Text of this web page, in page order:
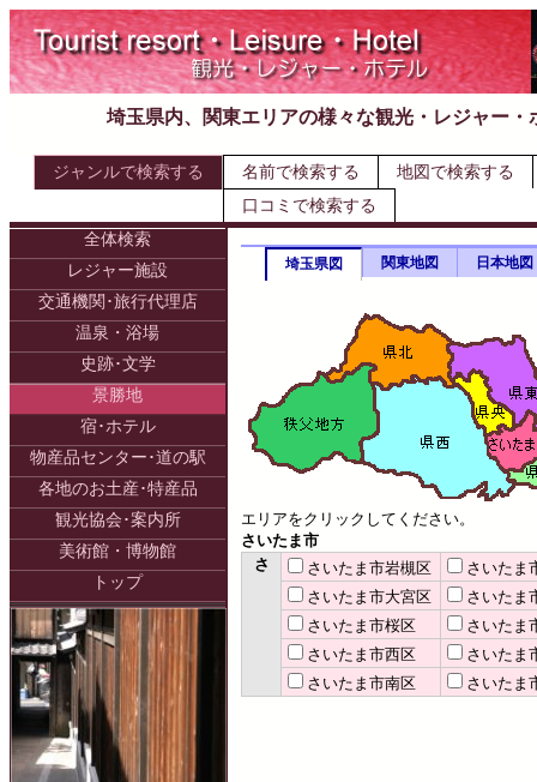
埼玉県内、関東エリアの様々な観光・レジャー
ジャンルで検索する 名前で検索する
地図で検索する
口コミで検索する
全体検索
レジャー施設
交通機関･旅行代理店
温泉・浴場
史跡･文学
景勝地
宿･ホテル
物産品センター･道の駅
各地のお土産･特産品
観光協会･案内所
美術館・博物館
トップ
埼玉県図 関東地図 日本地図
エリアをクリックしてください。
さいたま市
さ
さいたま市岩槻区
さいたま
さいたま市大宮区
さいたま
さいたま市桜区
さいたま
さいたま市西区
さいたま
さいたま市南区
さいたま